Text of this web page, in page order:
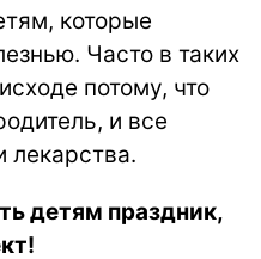
которые
Часто в таких
потому, что
и все
лекарства.
детям праздник,